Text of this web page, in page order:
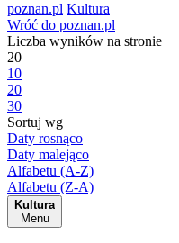
poznan.pl Kultura
Wróć do poznan.pl
Liczba wyników na stronie
20
10
20
30
Sortuj wg
Daty rosnąco
Daty malejąco
Alfabetu (A-Z)
Alfabetu (Z-A)
Kultura
Menu